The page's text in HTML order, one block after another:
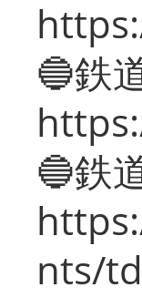
🔵鉄
🔵鉄
nts/